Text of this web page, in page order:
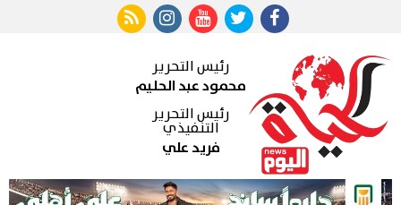
رئيس التحرير
محمود عبد الحليم
رئيس التحرير
التنفيذي
فريد علي